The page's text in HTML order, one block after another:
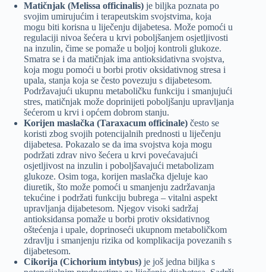
Matičnjak (Melissa officinalis) je biljka poznata po
svojim umirujućim i terapeutskim svojstvima, koja
mogu biti korisna u liječenju dijabetesa. Može pomoći u
regulaciji nivoa šećera u krvi poboljšanjem osjetljivosti
na inzulin, čime se pomaže u boljoj kontroli glukoze.
Smatra se i da matičnjak ima antioksidativna svojstva,
koja mogu pomoći u borbi protiv oksidativnog stresa i
upala, stanja koja se često povezuju s dijabetesom.
Podržavajući ukupnu metaboličku funkciju i smanjujući
stres, matičnjak može doprinijeti poboljšanju upravljanja
šećerom u krvi i općem dobrom stanju.
Korijen maslačka (Taraxacum officinale) često se
koristi zbog svojih potencijalnih prednosti u liječenju
dijabetesa. Pokazalo se da ima svojstva koja mogu
podržati zdrav nivo šećera u krvi povećavajući
osjetljivost na inzulin i poboljšavajući metabolizam
glukoze. Osim toga, korijen maslačka djeluje kao
diuretik, što može pomoći u smanjenju zadržavanja
tekućine i podržati funkciju bubrega – vitalni aspekt
upravljanja dijabetesom. Njegov visoki sadržaj
antioksidansa pomaže u borbi protiv oksidativnog
oštećenja i upale, doprinoseći ukupnom metaboličkom
zdravlju i smanjenju rizika od komplikacija povezanih s
dijabetesom.
Cikorija (Cichorium intybus) je još jedna biljka s